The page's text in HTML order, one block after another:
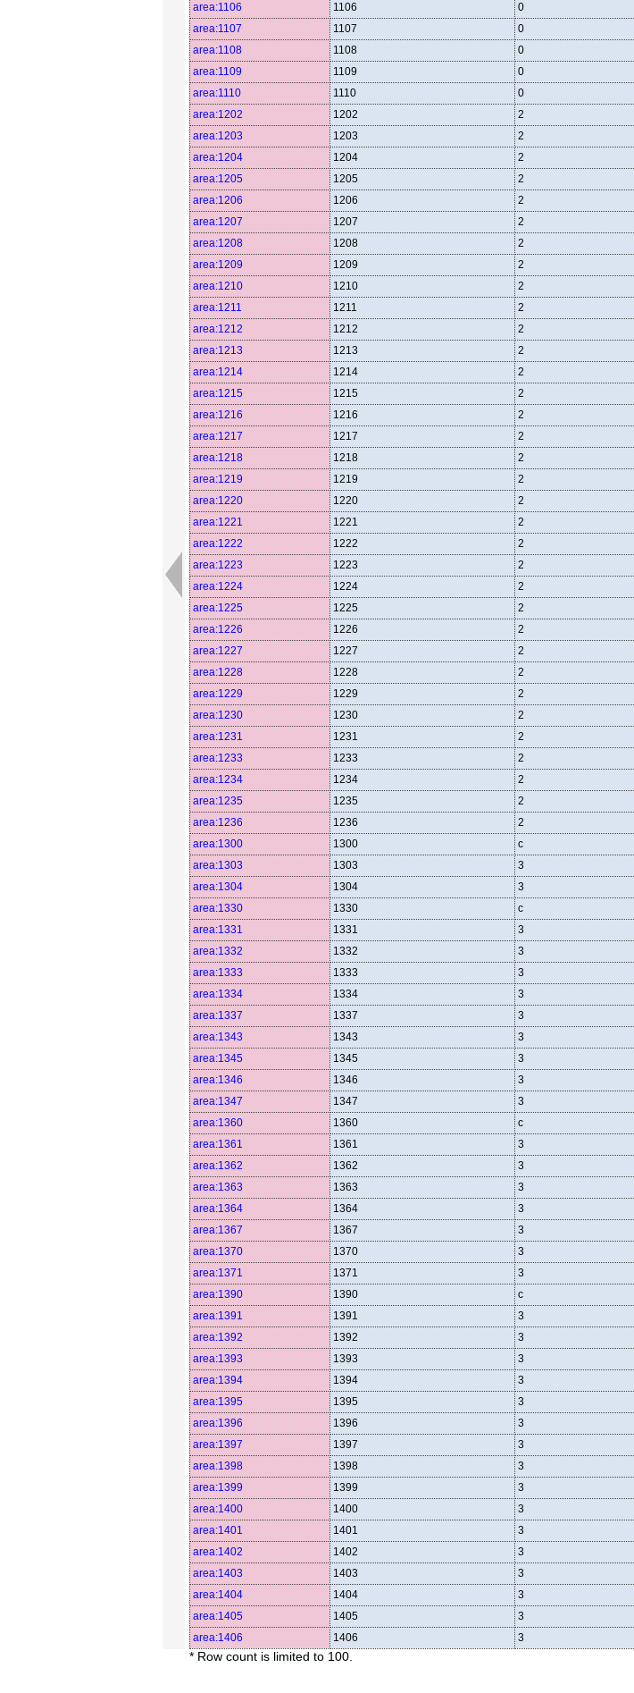
area:1106
1106 0
area:1107
1107 0
area:1108
1108 0
area:1109
1109 0
area:1110
1110 0
area:1202
1202 2
area:1203
1203 2
area:1204
1204 2
area:1205
1205 2
area:1206
1206 2
area:1207
1207 2
area:1208
1208 2
area:1209
1209 2
area:1210
1210 2
area:1211
1211 2
area:1212
1212 2
area:1213
1213 2
area:1214
1214 2
area:1215
1215 2
area:1216
1216 2
area:1217
1217 2
area:1218
1218 2
area:1219
1219 2
area:1220
1220 2
area:1221
1221 2
area:1222
1222 2
area:1223
1223 2
area:1224
1224 2
area:1225
1225 2
area:1226
1226 2
area:1227
1227 2
area:1228
1228 2
area:1229
1229 2
area:1230
1230 2
area:1231
1231 2
area:1233
1233 2
area:1234
1234 2
area:1235
1235 2
area:1236
1236 2
area:1300
1300 c
area:1303
1303 3
area:1304
1304 3
area:1330
1330 c
area:1331
1331 3
area:1332
1332 3
area:1333
1333 3
area:1334
1334 3
area:1337
1337 3
area:1343
1343 3
area:1345
1345 3
area:1346
1346 3
area:1347
1347 3
area:1360
1360 c
area:1361
1361 3
area:1362
1362 3
area:1363
1363 3
area:1364
1364 3
area:1367
1367 3
area:1370
1370 3
area:1371
1371 3
area:1390
1390 c
area:1391
1391 3
area:1392
1392 3
area:1393
1393 3
area:1394
1394 3
area:1395
1395 3
area:1396
1396 3
area:1397
1397 3
area:1398
1398 3
area:1399
1399 3
area:1400
1400 3
area:1401
1401 3
area:1402
1402 3
area:1403
1403 3
area:1404
1404 3
area:1405
1405 3
area:1406
1406 3
* Row count is limited to 100.